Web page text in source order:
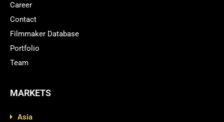
Career
Contact
Filmmaker Database
Portfolio
Team
MARKETS
Asia